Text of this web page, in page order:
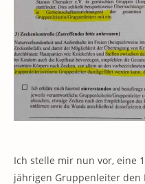
Ich stelle mir nun vor, eine
jährigen Gruppenleiter den